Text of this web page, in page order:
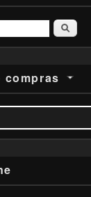
Pesquisar
compras